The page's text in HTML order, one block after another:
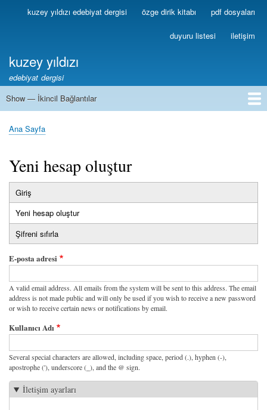
Ana
içeriğe
Birincilkuzey yıldızı edebiyat dergisi özge dirik kitabı pdf dosyaları
duyuru listesi iletişim
kuzey yıldızı
edebiyat dergisi
İkincil
Show — İkincil Bağlantılar
1
2
3
4
5
6
7
8
9
10
11
12
13
Sayfa
Ana Sayfa
Yeni hesap oluştur
Birincil
sekmeler
Giriş
Yeni hesap oluştur(etkin
sekme)
Şifreni sıfırla
E-posta adresi
A valid email address. All emails from the system will be sent to this address. The email
address is not made public and will only be used if you wish to receive a new password
or wish to receive certain news or notifications by email.
Kullanıcı Adı
Several special characters are allowed, including space, period (.), hyphen (-),
apostrophe ('), underscore (_), and the @ sign.
İletişim ayarları